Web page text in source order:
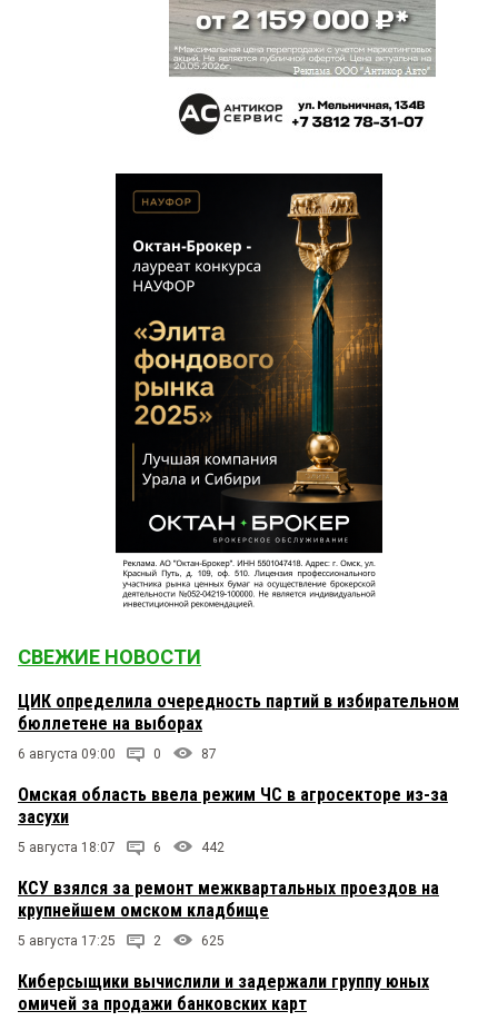
СВЕЖИЕ НОВОСТИ
ЦИК определила очередность партий в избирательном
бюллетене на выборах
6 августа 09:00 0 87
Омская область ввела режим ЧС в агросекторе из-за
засухи
5 августа 18:07 6 442
КСУ взялся за ремонт межквартальных проездов на
крупнейшем омском кладбище
5 августа 17:25 2 625
Киберсыщики вычислили и задержали группу юных
омичей за продажи банковских карт